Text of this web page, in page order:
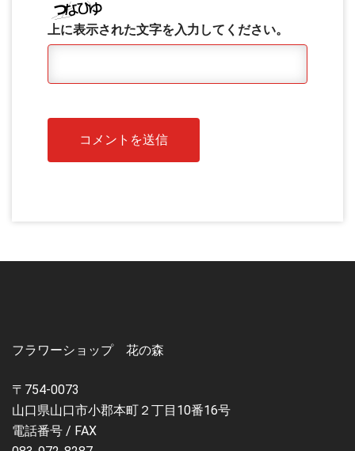
上に表示された文字を入力してください。
フラワーショップ 花の森
〒754-0073
山口県山口市小郡本町２丁目10番16号
電話番号 / FAX